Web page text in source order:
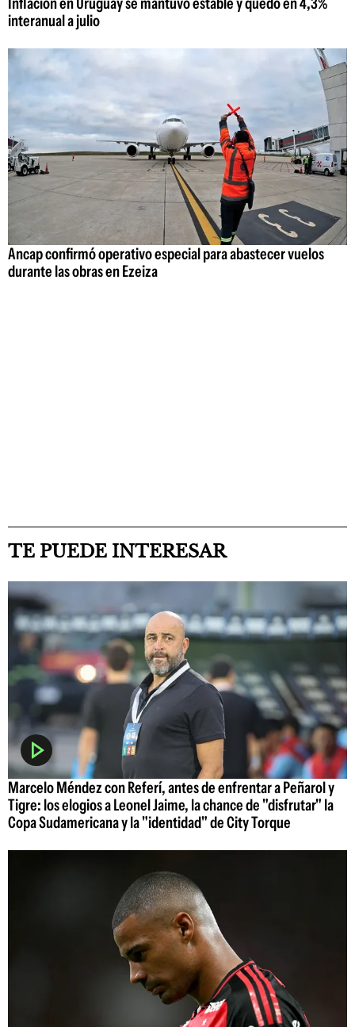
interanual a julio
Ancap confirmó operativo especial para abastecer vuelos
durante las obras en Ezeiza
TE PUEDE INTERESAR
Marcelo Méndez con Referí, antes de enfrentar a Peñarol y
Tigre: los elogios a Leonel Jaime, la chance de "disfrutar" la
Copa Sudamericana y la "identidad" de City Torque